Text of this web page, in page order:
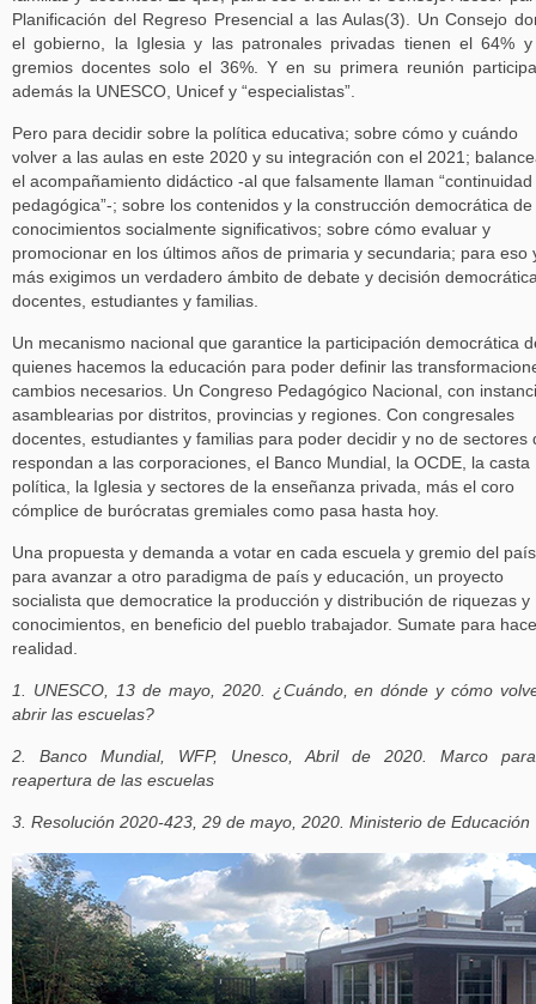
Planificación del Regreso Presencial a las Aulas(3). Un Consejo
el gobierno, la Iglesia y las patronales privadas tienen el 64%
gremios docentes solo el 36%. Y en su primera reunión
además la UNESCO, Unicef y “especialistas”.
Pero para decidir sobre la política educativa; sobre cómo y cuándo
volver a las aulas en este 2020 y su integración con el 2021;
el acompañamiento didáctico -al que falsamente llaman “continuidad
pedagógica”-; sobre los contenidos y la construcción democrática de
conocimientos socialmente significativos; sobre cómo evaluar y
promocionar en los últimos años de primaria y secundaria; para eso
más exigimos un verdadero ámbito de debate y decisión
docentes, estudiantes y familias.
Un mecanismo nacional que garantice la participación democrática
quienes hacemos la educación para poder definir las
cambios necesarios. Un Congreso Pedagógico Nacional, con
asamblearias por distritos, provincias y regiones. Con congresales
docentes, estudiantes y familias para poder decidir y no de sectores
respondan a las corporaciones, el Banco Mundial, la OCDE, la casta
política, la Iglesia y sectores de la enseñanza privada, más el coro
cómplice de burócratas gremiales como pasa hasta hoy.
Una propuesta y demanda a votar en cada escuela y gremio del país
para avanzar a otro paradigma de país y educación, un proyecto
socialista que democratice la producción y distribución de riquezas y
conocimientos, en beneficio del pueblo trabajador. Sumate para
realidad.
1. UNESCO, 13 de mayo, 2020. ¿Cuándo, en dónde y cómo
abrir las escuelas?
2. Banco Mundial, WFP, Unesco, Abril de 2020. Marco
reapertura de las escuelas
3. Resolución 2020-423, 29 de mayo, 2020. Ministerio de Educación